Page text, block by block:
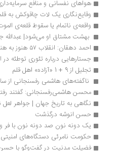
هواهای نفسانی و منافع سرمایه‌داری در
وقایع‌نگاری یک لات چاقوکش به قلم
واقعه‌ی ناتمام یا سقوط قلعه‌ی الموت در
بهشت مشتاق او می‌شود| عبدالله جوادی
احمد دهقان: انقلاب ۵۷ هنوز به هنر نرسیده است
جستارهایی درباره تئوری توطئه در ایران به چاپ
تجلیل از 9 + 1 «آزاده» اهل قلم
ناگفته‌های هاشمی رفسنجانی از سال1366
محسن هاشمی‌رفسنجانی: گفتند رفتارهای
نگاهی به تاریخ جهان | جواهر لعل نهرو
حسن انوشه درگذشت
یک دونه نون صد دونه نون با فر و فر
حکومت نامرئی دستگاه‌های امنیتی به
فضیلت مدنیت در گفت‌وگو با حسن قاضی